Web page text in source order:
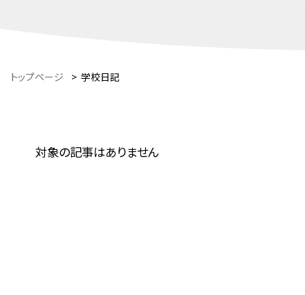
トップページ > 学校日記
対象の記事はありません